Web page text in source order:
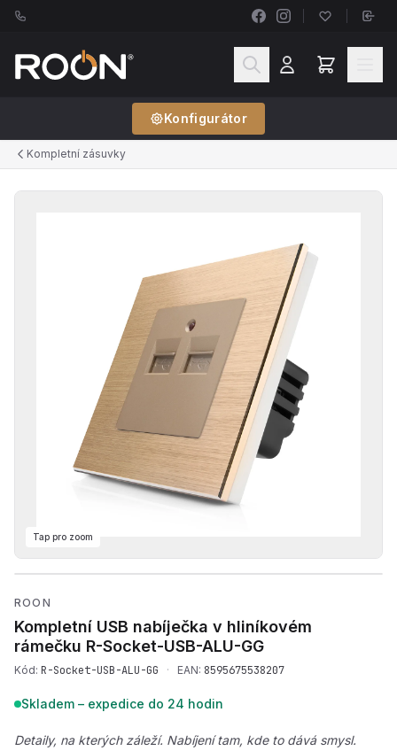
Konfigurátor
Kompletní zásuvky
Tap pro zoom
ROON
Kompletní USB nabíječka v hliníkovém
rámečku R-Socket-USB-ALU-GG
Kód: R-Socket-USB-ALU-GG · EAN: 8595675538207
Skladem – expedice do 24 hodin
Detaily, na kterých záleží. Nabíjení tam, kde to dává smysl.